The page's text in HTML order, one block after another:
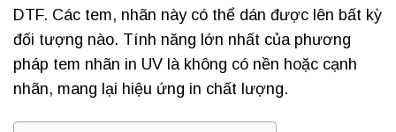
DTF. Các tem, nhãn này có thể dán được lên bất kỳ
đối tượng nào. Tính năng lớn nhất của phương
pháp tem nhãn in UV là không có nền hoặc cạnh
nhãn, mang lại hiệu ứng in chất lượng.